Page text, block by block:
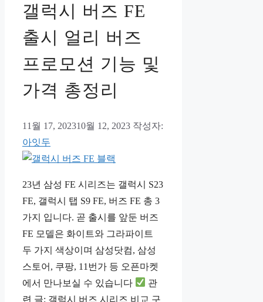
갤럭시 버즈 FE
출시 얼리 버즈
프로모션 기능 및
가격 총정리
11월 17, 202310월 12, 2023 작성자:
아잇두
23년 삼성 FE 시리즈는 갤럭시 S23
FE, 갤럭시 탭 S9 FE, 버즈 FE 총 3
가지 입니다. 곧 출시를 앞둔 버즈
FE 모델은 화이트와 그라파이트
두 가지 색상이며 삼성닷컴, 삼성
스토어, 쿠팡, 11번가 등 오픈마켓
에서 만나보실 수 있습니다
관
련 글: 갤럭시 버즈 시리즈 비교 구